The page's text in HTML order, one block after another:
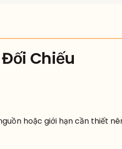
Đối Chiếu
hoặc giới hạn cần thiết